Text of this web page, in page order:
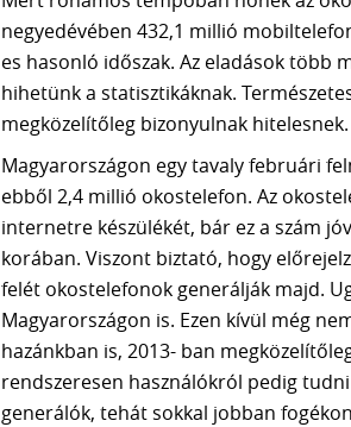
negyedévében 432,1 millió
es hasonló időszak. Az eladások több
hihetünk a statisztikáknak.
megközelítőleg bizonyulnak hitelesnek.
Magyarországon egy tavaly februári
ebből 2,4 millió okostelefon. Az
internetre készülékét, bár ez a szám
korában. Viszont biztató, hogy
felét okostelefonok generálják majd.
Magyarországon is. Ezen kívül még
hazánkban is, 2013- ban
rendszeresen használókról pedig
generálók, tehát sokkal jobban